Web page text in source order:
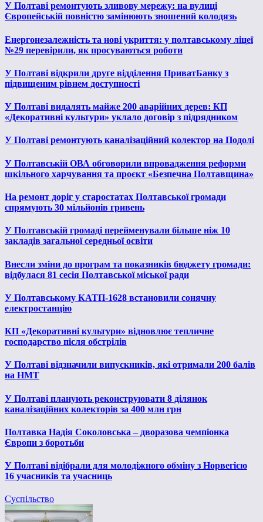
У Полтаві ремонтують зливову мережу: на вулиці
Європейській повністю замінюють зношений колодязь
Енергонезалежність та нові укриття: у полтавському ліцеї
№29 перевірили, як просуваються роботи
У Полтаві відкрили друге відділення ПриватБанку з
підвищеним рівнем доступності
У Полтаві видалять майже 200 аварійних дерев: КП
«Декоративні культури» уклало договір з підрядником
У Полтаві ремонтують каналізаційний колектор на Подолі
У Полтавській ОВА обговорили впровадження реформи
шкільного харчування та проєкт «Безпечна Полтавщина»
На ремонт доріг у старостатах Полтавської громади
спрямують 30 мільйонів гривень
У Полтавській громаді перейменували більше ніж 10
закладів загальної середньої освіти
Внесли зміни до програм та показників бюджету громади:
відбулася 81 сесія Полтавської міської ради
У Полтавському КАТП-1628 встановили сонячну
електростанцію
КП «Декоративні культури» відновлює тепличне
господарство після обстрілів
У Полтаві відзначили випускників, які отримали 200 балів
на НМТ
У Полтаві планують реконструювати 8 ділянок
каналізаційних колекторів за 400 млн грн
Полтавка Надія Соколовська – дворазова чемпіонка
Європи з боротьби
У Полтаві відібрали для молодіжного обміну з Норвегією
16 учасників та учасниць
Суспільство